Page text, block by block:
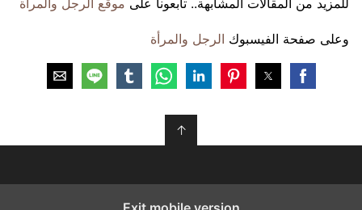
وعلى صفحة الفيسبوك الرجل والمرأة
↑